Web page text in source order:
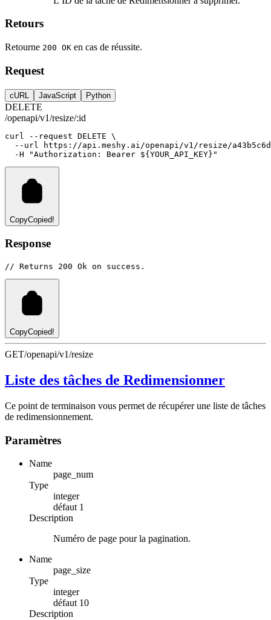
Retours
Retourne 200 OK en cas de réussite.
Request
cURL JavaScript Python
DELETE
/openapi/v1/resize/:id
curl --request DELETE \
--url
https://api.meshy.ai/openapi/v1/resize/
-H
"Authorization: Bearer ${YOUR_API_KEY}"
CopyCopied!
Response
// Returns 200 Ok on success.
CopyCopied!
GET/openapi/v1/resize
Liste des tâches de Redimensionner
Ce point de terminaison vous permet de récupérer une liste de tâches
de redimensionnement.
Paramètres
Name
page_num
Type
integer
défaut 1
Description
Numéro de page pour la pagination.
Name
page_size
Type
integer
défaut 10
Description